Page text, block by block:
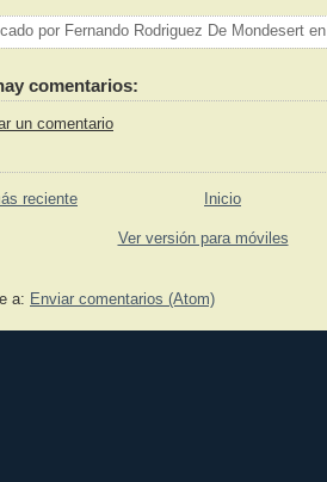
por Fernando Rodriguez De Mondesert en
comentarios:
un comentario
reciente Inicio
Ver versión para móviles
a: Enviar comentarios (Atom)